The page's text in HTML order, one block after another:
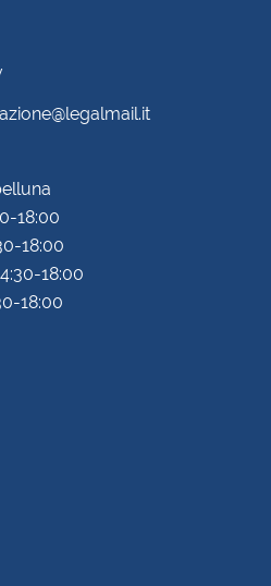
18:00
18:00
18:00
18:00